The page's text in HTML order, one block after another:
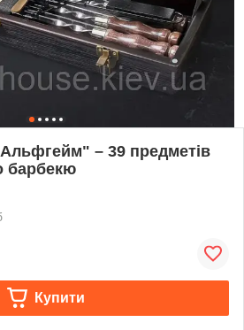
– 39 предметів
барбекю
Купити